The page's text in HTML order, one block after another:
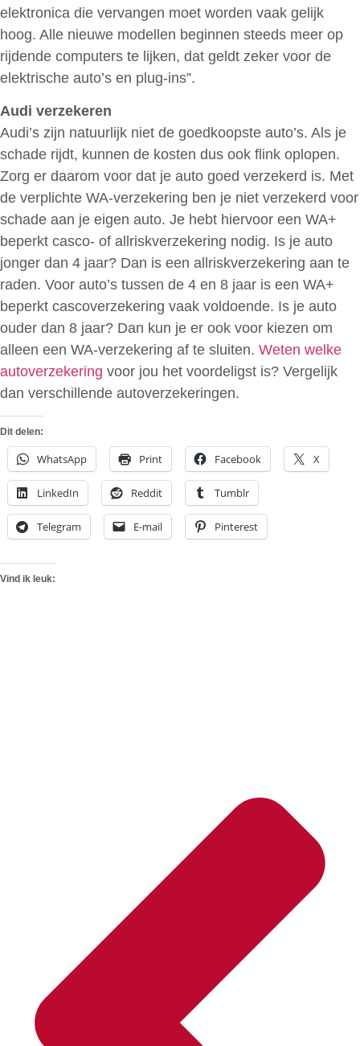
elektronica die vervangen moet worden vaak gelijk
hoog. Alle nieuwe modellen beginnen steeds meer op
rijdende computers te lijken, dat geldt zeker voor de
elektrische auto’s en plug-ins”.
Audi verzekeren
Audi’s zijn natuurlijk niet de goedkoopste auto’s. Als je
schade rijdt, kunnen de kosten dus ook flink oplopen.
Zorg er daarom voor dat je auto goed verzekerd is. Met
de verplichte WA-verzekering ben je niet verzekerd voor
schade aan je eigen auto. Je hebt hiervoor een WA+
beperkt casco- of allriskverzekering nodig. Is je auto
jonger dan 4 jaar? Dan is een allriskverzekering aan te
raden. Voor auto’s tussen de 4 en 8 jaar is een WA+
beperkt cascoverzekering vaak voldoende. Is je auto
ouder dan 8 jaar? Dan kun je er ook voor kiezen om
alleen een WA-verzekering af te sluiten. Weten welke
autoverzekering voor jou het voordeligst is? Vergelijk
dan verschillende autoverzekeringen.
Dit delen:
WhatsApp Print Facebook X
LinkedIn Reddit Tumblr
Telegram E-mail Pinterest
Vind ik leuk: